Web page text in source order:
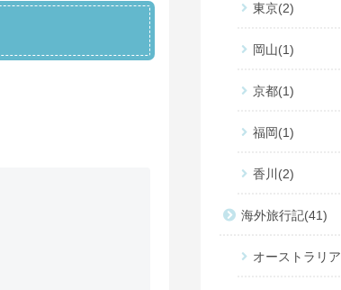
東京 2
岡山 1
京都 1
福岡 1
香川 2
海外旅行記 41
オーストラリア